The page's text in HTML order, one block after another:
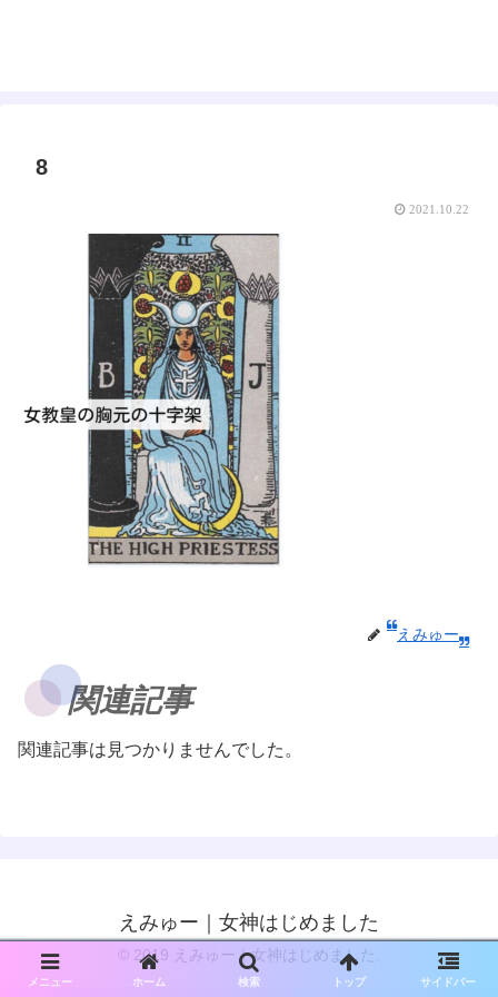
8
2021.10.22
えみゅー
関連記事
関連記事は見つかりませんでした。
えみゅー｜女神はじめました
© 2019 えみゅー｜女神はじめました.
メニュー ホーム 検索 トップ サイドバー